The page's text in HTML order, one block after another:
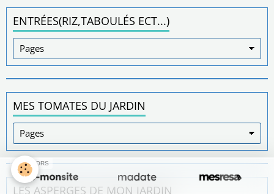
ENTRÉES(RIZ,TABOULÉS ECT...)
MES TOMATES DU JARDIN
LES ASPERGES DE MON JARDIN
SPONSORS